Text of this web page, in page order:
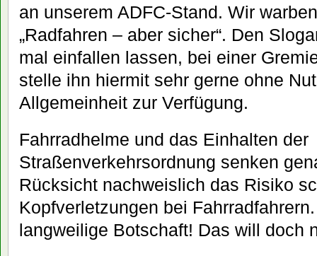
an unserem ADFC-Stand. Wir
„Radfahren – aber sicher“. Den
mal einfallen lassen, bei einer
stelle ihn hiermit sehr gerne ohne
Allgemeinheit zur Verfügung.
Fahrradhelme und das Einhalten der
Straßenverkehrsordnung senken
Rücksicht nachweislich das Risiko
Kopfverletzungen bei
langweilige Botschaft! Das will doch